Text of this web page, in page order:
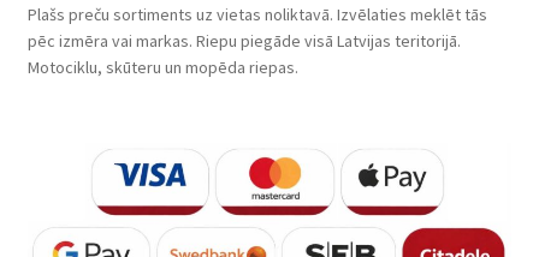
Plašs preču sortiments uz vietas noliktavā. Izvēlaties meklēt tās
pēc izmēra vai markas. Riepu piegāde visā Latvijas teritorijā.
Motociklu, skūteru un mopēda riepas.